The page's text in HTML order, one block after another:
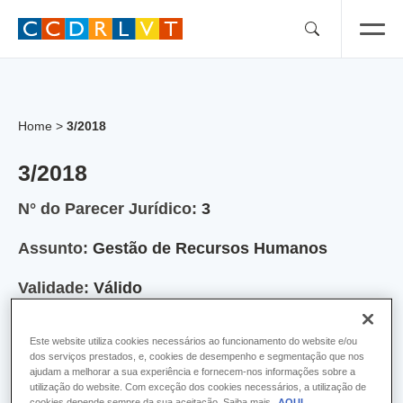
Home > 3/2018
3/2018
N° do Parecer Jurídico: 3
Assunto: Gestão de Recursos Humanos
Validade: Válido
Admissibilidade de constituição e consolidação da mobilidade
intercarreiras ou intercategorias de carreiras não revistas para
Este website utiliza cookies necessários ao funcionamento do website e/ou
dos serviços prestados, e, cookies de desempenho e segmentação que nos
ajudam a melhorar a sua experiência e fornecem-nos informações sobre a
utilização do website. Com exceção dos cookies necessários, a utilização de